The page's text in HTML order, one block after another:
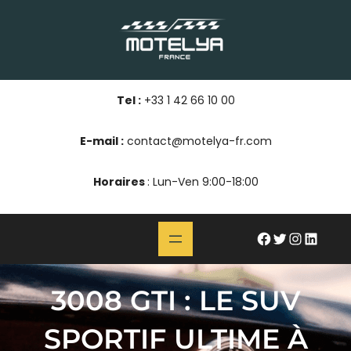
Tel :+33 1 42 66 10 00
E-mail :contact@motelya-fr.com
Horaires: Lun-Ven 9:00-18:00
#Twitter InstagramLinkedIn
3008 GTI : LE SUV
SPORTIF ULTIME À